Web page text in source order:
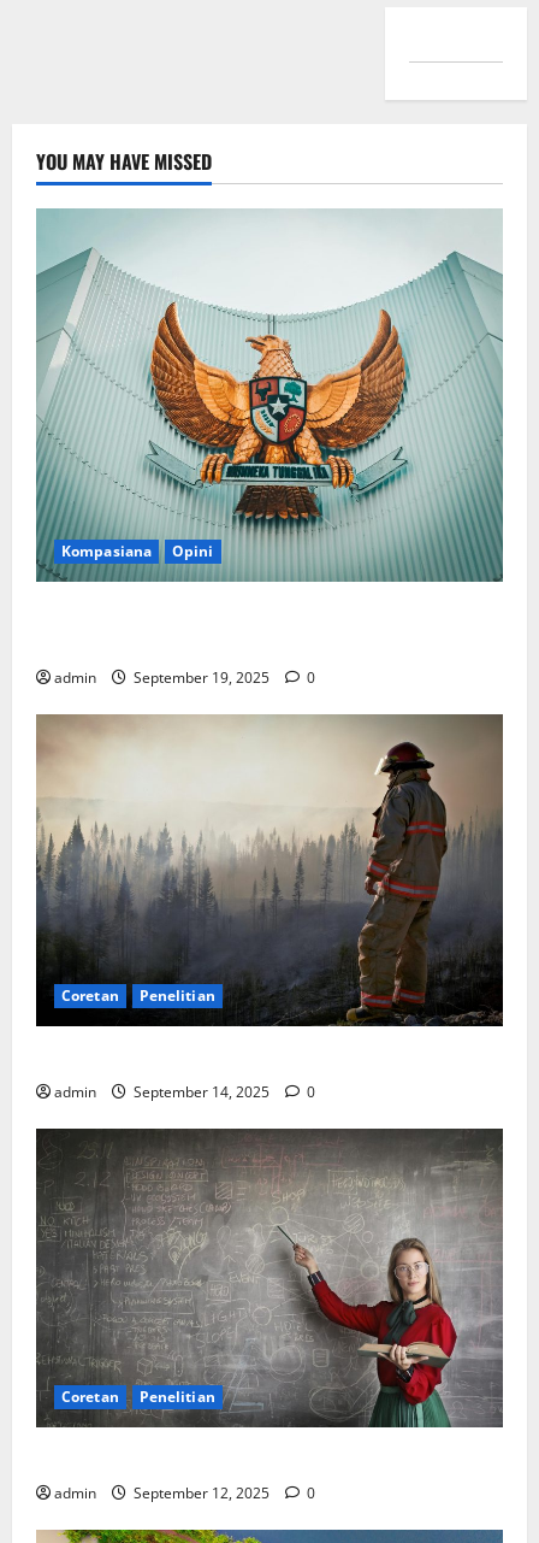
YOU MAY HAVE MISSED
Kompasiana Opini
admin September 19, 2025 0
Coretan Penelitian
admin September 14, 2025 0
Coretan Penelitian
admin September 12, 2025 0